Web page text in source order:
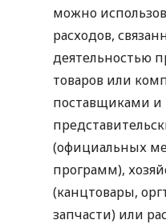
можно
расходов,
деятельностью
товаров или
поставщиками и
(официальных
программ),
(канцтовары,
запчасти) или